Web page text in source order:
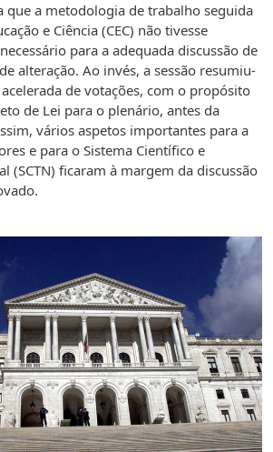
que a metodologia de trabalho seguida
e Ciência (CEC) não tivesse
para a adequada discussão de
alteração. Ao invés, a sessão resumiu-
de votações, com o propósito
de Lei para o plenário, antes da
vários aspetos importantes para a
e para o Sistema Científico e
(SCTN) ficaram à margem da discussão